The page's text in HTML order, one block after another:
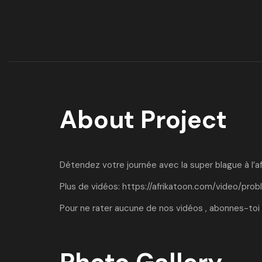
About Project
Détendez votre journée avec la super blague à
Plus de vidéos: https://afrikatoon.com/video/
Pour ne rater aucune de nos vidéos , abonnes-